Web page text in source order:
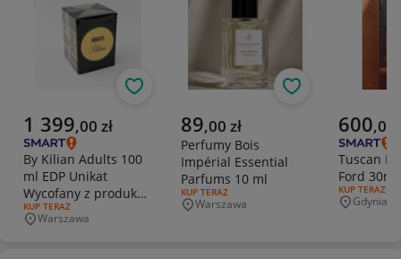
Aktualna cena
1 399,00 zł
By Kilian Adults 100
ml EDP Unikat
Wycofany z produkcji
Folia
RODZAJ OFERTY:
KUP TERAZ
Miejscowość
Warszawa
Obserwuj
Aktualna cena
89,00 zł
Perfumy Bois
Impérial Essential
Parfums 10 ml
RODZAJ OFERTY:
KUP TERAZ
Miejscowość
Warszawa
Obserwuj
Aktualna
600,00
Tuscan
Ford 30ml
RODZAJ
KUP TERAZ
Gdynia